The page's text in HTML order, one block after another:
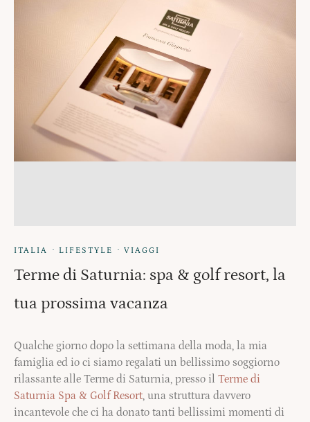
ITALIA · LIFESTYLE · VIAGGI
Terme di Saturnia: spa & golf resort, la
tua prossima vacanza
Qualche giorno dopo la settimana della moda, la mia
famiglia ed io ci siamo regalati un bellissimo soggiorno
rilassante alle Terme di Saturnia, presso il Terme di
Saturnia Spa & Golf Resort, una struttura davvero
incantevole che ci ha donato tanti bellissimi momenti di